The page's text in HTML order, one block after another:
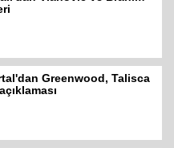
Greenwood, Talisca